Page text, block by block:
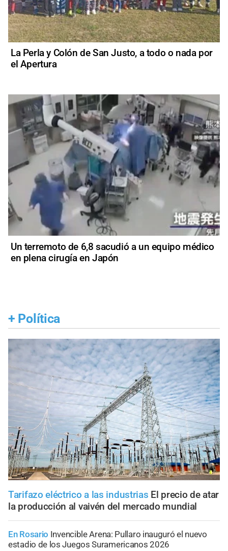
La Perla y Colón de San Justo, a todo o nada por
el Apertura
Un terremoto de 6,8 sacudió a un equipo médico
en plena cirugía en Japón
+ Política
Tarifazo eléctrico a las industrias El precio de atar
la producción al vaivén del mercado mundial
En Rosario Invencible Arena: Pullaro inauguró el nuevo
estadio de los Juegos Suramericanos 2026